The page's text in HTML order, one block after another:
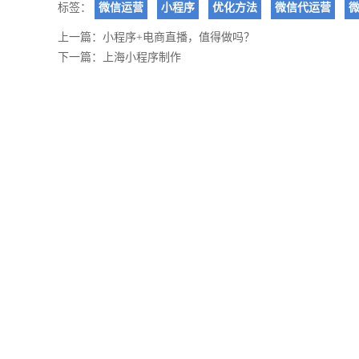
标签： 微信运营 小程序 优化方法 微信代运营
上一篇： 小程序+电商直播，值得做吗？
下一篇：
上海小程序制作